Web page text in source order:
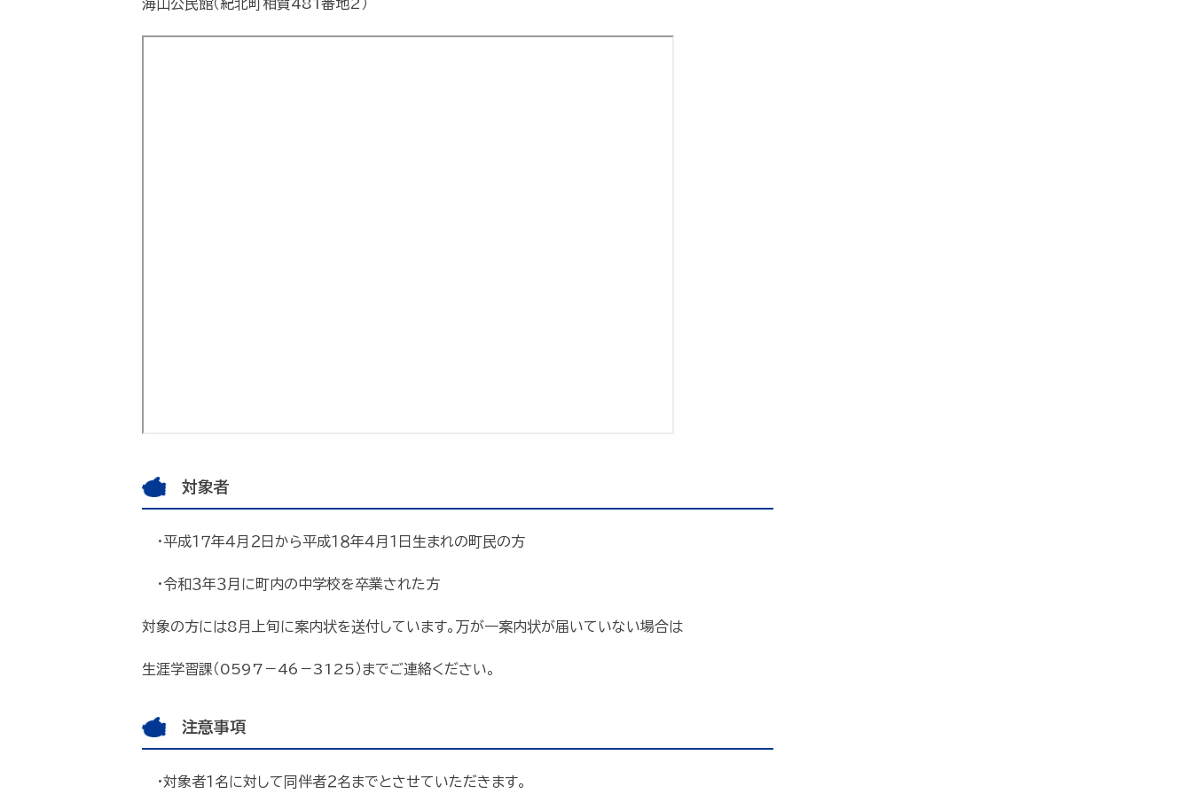
海山公民館（紀北町相賀481番地2）
対象者
・平成１７年４月２日から平成１８年４月１日生まれの町民の方
・令和３年３月に町内の中学校を卒業された方
対象の方には8月上旬に案内状を送付しています。万が一案内状が届いていない場合は
生涯学習課（0597－46－3125）までご連絡ください。
注意事項
・対象者１名に対して同伴者２名までとさせていただきます。